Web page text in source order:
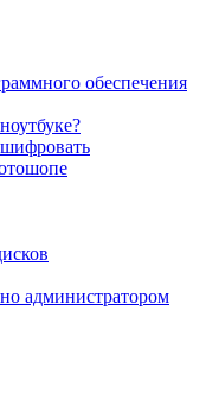
обеспечения
администратором